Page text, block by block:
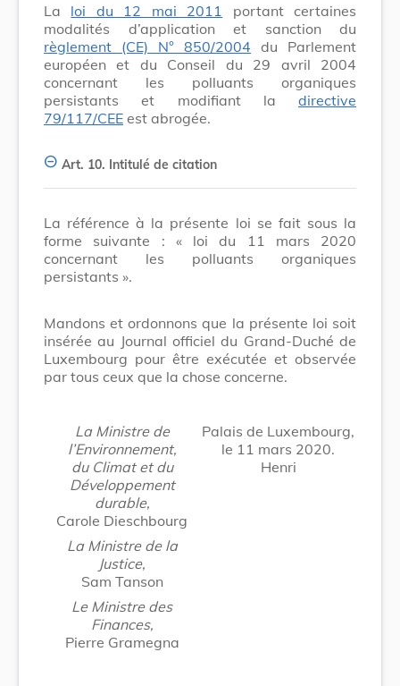
La loi du 12 mai 2011
portant certaines
modalités d’application et sanction du
règlement (CE) N° 850/2004 du Parlement
européen et du Conseil du 29 avril 2004
concernant les polluants organiques
persistants et modifiant la directive
79/117/CEE est abrogée.
Art. 10. Intitulé de citation
La référence à la présente loi se fait sous la
forme suivante : « loi du 11 mars 2020
concernant les polluants organiques
persistants ».
Mandons et ordonnons que la présente loi soit
insérée au Journal officiel du Grand-Duché de
Luxembourg pour être exécutée et observée
par tous ceux que la chose concerne.
La Ministre de
l’Environnement,
du Climat et du
Développement
durable,
Carole Dieschbourg
La Ministre de la
Justice,
Sam Tanson
Le Ministre des
Finances,
Pierre Gramegna
Palais de Luxembourg,
le 11 mars 2020.
Henri